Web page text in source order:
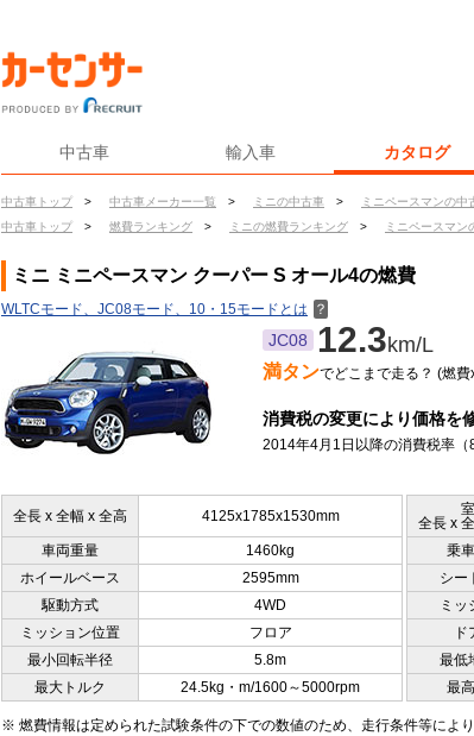
中古車 輸入車 カタログ
中古車トップ > 中古車メーカー一覧 > ミニの中古車 > ミニペースマンの中
中古車トップ
> 燃費ランキング > ミニの燃費ランキング > ミニペースマン
ミニ ミニペースマン クーパー S オール4の燃費
WLTCモード、JC08モード、10・15モードとは ？
JC08 12.3km/L
満タンでどこまで走る？ (燃
消費税の変更により価格を
2014年4月1日以降の消費税率（
全長 x 全幅 x 全高 4125x1785x1530mm
全長 x
車両重量 1460kg 乗
ホイールベース
2595mm シー
駆動方式
4WD ミッ
ミッション位置
フロア ド
最小回転半径
5.8m 最低
最大トルク
24.5kg・m/1600～5000rpm 最
※ 燃費情報は定められた試験条件の下での数値のため、走行条件等によ